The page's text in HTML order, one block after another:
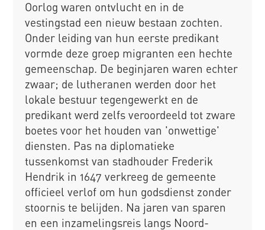
Oorlog waren ontvlucht en in de
vestingstad een nieuw bestaan zochten.
Onder leiding van hun eerste predikant
vormde deze groep migranten een hechte
gemeenschap. De beginjaren waren echter
zwaar; de lutheranen werden door het
lokale bestuur tegengewerkt en de
predikant werd zelfs veroordeeld tot zware
boetes voor het houden van 'onwettige'
diensten. Pas na diplomatieke
tussenkomst van stadhouder Frederik
Hendrik in 1647 verkreeg de gemeente
officieel verlof om hun godsdienst zonder
stoornis te belijden. Na jaren van sparen
en een inzamelingsreis langs Noord-